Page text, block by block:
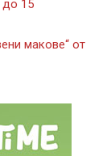
до 15
макове“ от